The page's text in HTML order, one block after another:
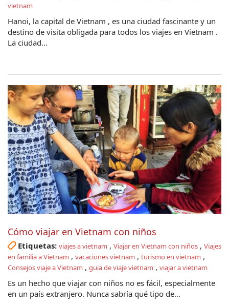
vietnam
Hanoi, la capital de Vietnam , es una ciudad fascinante y un
destino de visita obligada para todos los viajes en Vietnam .
La ciudad...
Cómo viajar en Vietnam con niños
Etiquetas: viajes a vietnam , Viajar en Vietnam con niños , Viajes
en familia a Vietnam , vacaciones vietnam , turismo en vietnam ,
Consejos viaje a Vietnam , guia de viaje vietnam , viajar a vietnam
Es un hecho que viajar con niños no es fácil, especialmente
en un país extranjero. Nunca sabría qué tipo de...